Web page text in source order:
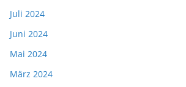
Juli 2024
Juni 2024
Mai 2024
März 2024